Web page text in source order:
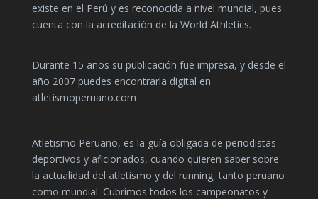
existe en el Perú y es reconocida a nivel mundial, pues
cuenta con la acreditación de la World Athletics.
Durante 15 años su publicación fue impresa, y desde el
año 2007 puedes encontrarla digital en
atletismoperuano.com
Atletismo Peruano, es la guía obligada de periodistas
deportivos y aficionados, cuando quieren saber sobre
la actualidad del atletismo y del running, tanto peruano
como mundial. Cubrimos todos los campeonatos y